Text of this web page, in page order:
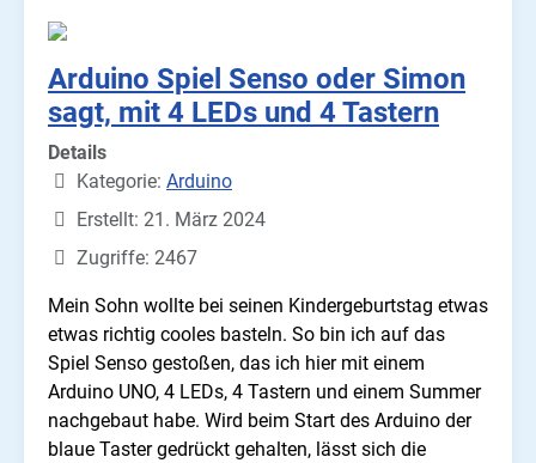
Arduino Spiel Senso oder Simon
sagt, mit 4 LEDs und 4 Tastern
Details
Kategorie: Arduino
Erstellt: 21. März 2024
Zugriffe: 2467
Mein Sohn wollte bei seinen Kindergeburtstag etwas
etwas richtig cooles basteln. So bin ich auf das
Spiel Senso gestoßen, das ich hier mit einem
Arduino UNO, 4 LEDs, 4 Tastern und einem Summer
nachgebaut habe. Wird beim Start des Arduino der
blaue Taster gedrückt gehalten, lässt sich die